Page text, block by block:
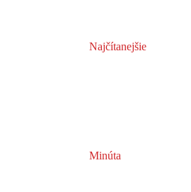
Najčítanejšie
Minúta